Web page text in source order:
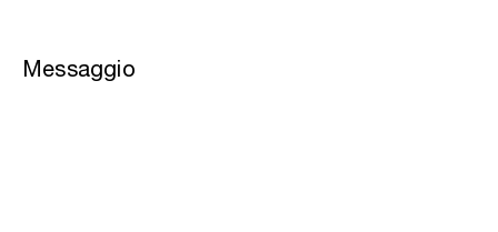
Messaggio